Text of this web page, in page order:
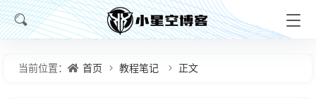
当前位置： 首页 教程笔记 正文